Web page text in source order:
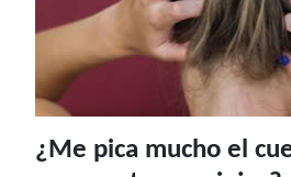
¿Me pica mucho el